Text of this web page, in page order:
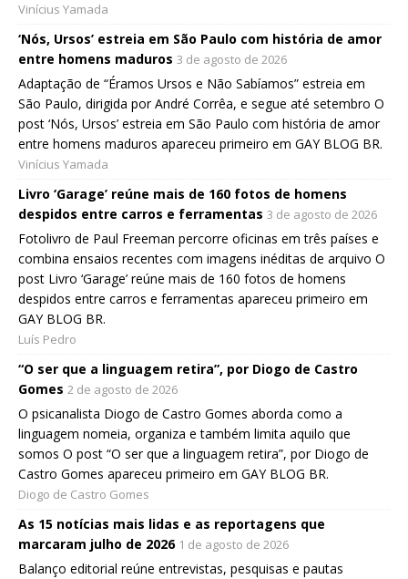
Vinícius Yamada
‘Nós, Ursos’ estreia em São Paulo com história de amor
entre homens maduros 3 de agosto de 2026
Adaptação de “Éramos Ursos e Não Sabíamos” estreia em
São Paulo, dirigida por André Corrêa, e segue até setembro O
post ‘Nós, Ursos’ estreia em São Paulo com história de amor
entre homens maduros apareceu primeiro em GAY BLOG BR.
Vinícius Yamada
Livro ‘Garage’ reúne mais de 160 fotos de homens
despidos entre carros e ferramentas 3 de agosto de 2026
Fotolivro de Paul Freeman percorre oficinas em três países e
combina ensaios recentes com imagens inéditas de arquivo O
post Livro ‘Garage’ reúne mais de 160 fotos de homens
despidos entre carros e ferramentas apareceu primeiro em
GAY BLOG BR.
Luís Pedro
“O ser que a linguagem retira”, por Diogo de Castro
Gomes 2 de agosto de 2026
O psicanalista Diogo de Castro Gomes aborda como a
linguagem nomeia, organiza e também limita aquilo que
somos O post “O ser que a linguagem retira”, por Diogo de
Castro Gomes apareceu primeiro em GAY BLOG BR.
Diogo de Castro Gomes
As 15 notícias mais lidas e as reportagens que
marcaram julho de 2026 1 de agosto de 2026
Balanço editorial reúne entrevistas, pesquisas e pautas